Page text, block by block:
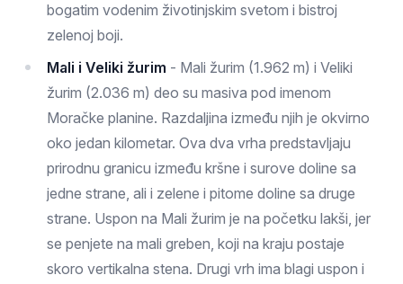
bogatim vodenim životinjskim svetom i bistroj
zelenoj boji.
Mali i Veliki žurim - Mali žurim (1.962 m) i Veliki
žurim (2.036 m) deo su masiva pod imenom
Moračke planine. Razdaljina između njih je okvirno
oko jedan kilometar. Ova dva vrha predstavljaju
prirodnu granicu između kršne i surove doline sa
jedne strane, ali i zelene i pitome doline sa druge
strane. Uspon na Mali žurim je na početku lakši, jer
se penjete na mali greben, koji na kraju postaje
skoro vertikalna stena. Drugi vrh ima blagi uspon i